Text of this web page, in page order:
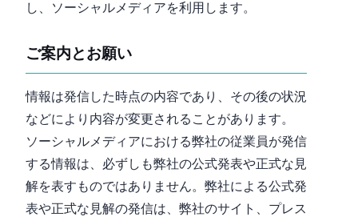
し、ソーシャルメディアを利用します。
ご案内とお願い
情報は発信した時点の内容であり、その後の状況
などにより内容が変更されることがあります。
ソーシャルメディアにおける弊社の従業員が発信
する情報は、必ずしも弊社の公式発表や正式な見
解を表すものではありません。弊社による公式発
表や正式な見解の発信は、弊社の Web サイト、プレス